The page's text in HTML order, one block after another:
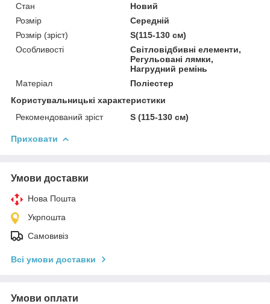
Стан
Новий
Розмір
Середній
Розмір (зріст)
S(115-130 см)
Особливості
Світловідбивні елементи,
Регульовані лямки,
Нагрудний ремінь
Матеріал
Поліестер
Користувальницькі характеристики
Рекомендований зріст
S (115-130 см)
Приховати
Умови доставки
Нова Пошта
Укрпошта
Самовивіз
Всі умови доставки
Умови оплати